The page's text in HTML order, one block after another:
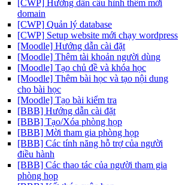
[CWP] Hướng dẫn cấu hình thêm mới
domain
[CWP] Quản lý database
[CWP] Setup website mới chạy wordpress
[Moodle] Hướng dẫn cài đặt
[Moodle] Thêm tài khoản người dùng
[Moodle] Tạo chủ đề và khóa học
[Moodle] Thêm bài học và tạo nội dung
cho bài học
[Moodle] Tạo bài kiểm tra
[BBB] Hướng dẫn cài đặt
[BBB] Tạo/Xóa phòng họp
[BBB] Mời tham gia phòng họp
[BBB] Các tính năng hỗ trợ của người
điều hành
[BBB] Các thao tác của người tham gia
phòng họp